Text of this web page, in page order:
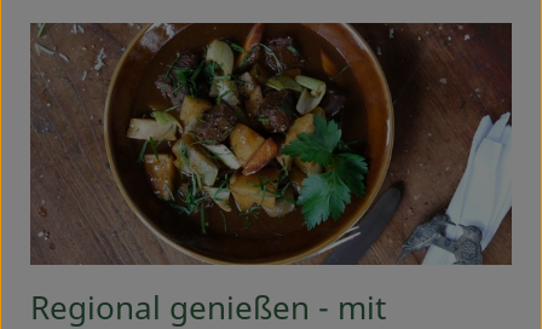
Regional genießen - mit